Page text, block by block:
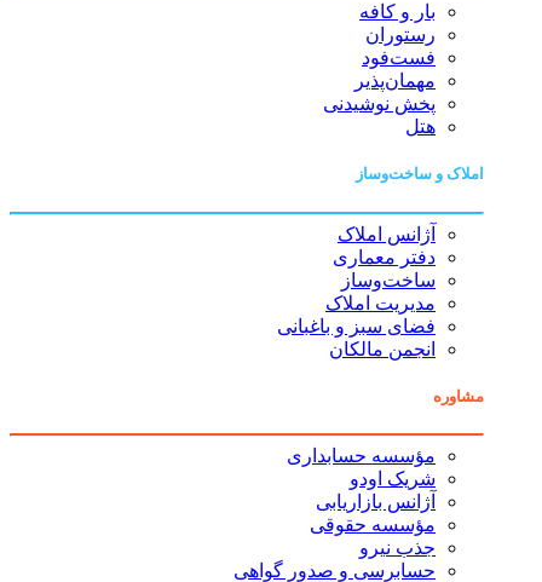
بار و کافه
رستوران
فست‌فود
مهمان‌پذیر
پخش نوشیدنی
هتل
املاک و ساخت‌وساز
آژانس املاک
دفتر معماری
ساخت‌وساز
مدیریت املاک
فضای سبز و باغبانی
انجمن مالکان
مشاوره
مؤسسه حسابداری
شریک اودو
آژانس بازاریابی
مؤسسه حقوقی
جذب نیرو
حسابرسی و صدور گواهی